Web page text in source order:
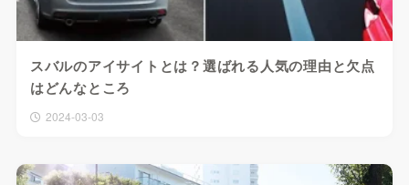
スバルのアイサイトとは？選ばれる人気の理由と欠点
はどんなところ
2024-03-03